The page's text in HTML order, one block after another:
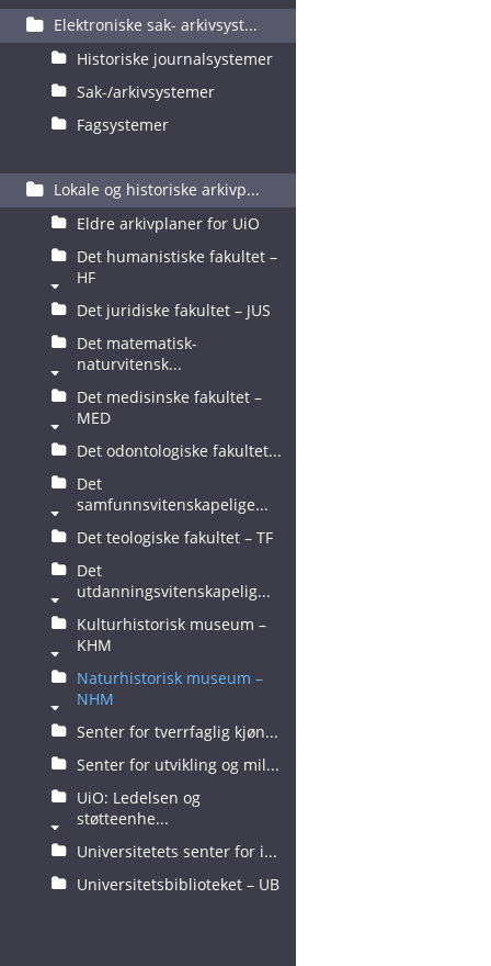
Elektroniske sak- arkivsyst...
Historiske journalsystemer
Sak-/arkivsystemer
Fagsystemer
Lokale og historiske arkivp...
Eldre arkivplaner for UiO
Det humanistiske fakultet –
HF
Det juridiske fakultet – JUS
Det matematisk-
naturvitensk...
Det medisinske fakultet –
MED
Det odontologiske fakultet...
Det
samfunnsvitenskapelige...
Det teologiske fakultet – TF
Det
utdanningsvitenskapelig...
Kulturhistorisk museum –
KHM
Naturhistorisk museum –
NHM
Senter for tverrfaglig kjøn...
Senter for utvikling og mil...
UiO: Ledelsen og
støtteenhe...
Universitetets senter for i...
Universitetsbiblioteket – UB